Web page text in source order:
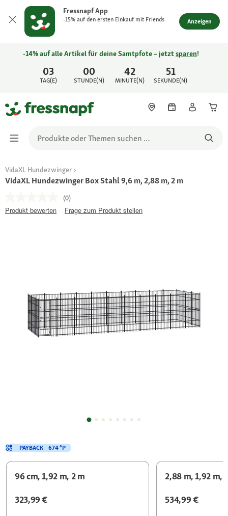
Fressnapf App
-15% auf den ersten Einkauf mit Friends Anzeigen
03
TAG(E)
00
STUNDE(N)
42
MINUTE(N)
51
SEKUNDE(N)
-14% auf alle Artikel für deine Samtpfote – jetztsparen!
VidaXL Hundezwinger
VidaXL Hundezwinger Box Stahl 9,6 m, 2,88 m, 2 m
(0)
Produkt bewerten
Frage zum Produkt stellen
96 cm, 1,92 m, 2 m
323,99 €
2,88 m, 1,92 m,
534,99 €
PAYBACK 674 °P